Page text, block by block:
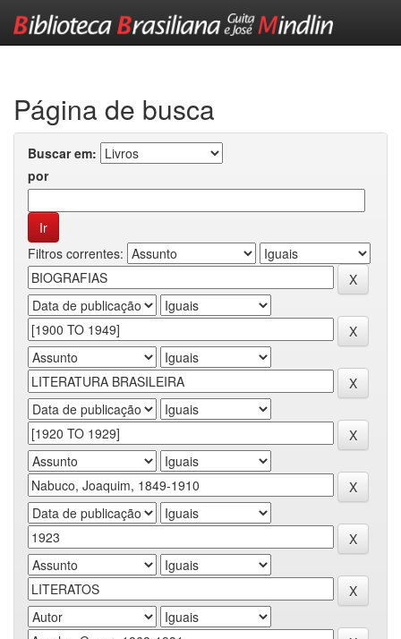
Página de busca
Buscar em:
por
Filtros correntes: